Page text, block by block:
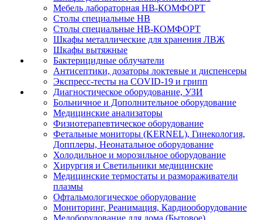
Мебель лабораторная НВ-КОМФОРТ
Столы специальные НВ
Столы специальные НВ-КОМФОРТ
Шкафы металлические для хранения ЛВЖ
Шкафы вытяжные
Бактерицидные облучатели
Антисептики, дозаторы локтевые и диспенсеры
Экспресс-тесты на COVID-19 и грипп
Диагностическое оборудование, УЗИ
Больничное и Дополнительное оборудование
Медицинские анализаторы
Физиотерапевтическое оборудование
Фетальные мониторы (KERNEL), Гинекология,
Допплеры, Неонатальное оборудование
Холодильное и морозильное оборудование
Хирургия и Светильники медицинские
Медицинские термостаты и размораживатели
плазмы
Офтальмологическое оборудование
Мониторинг, Реанимация, Кардиооборудование
Медоборудование для дома (Бытовое)